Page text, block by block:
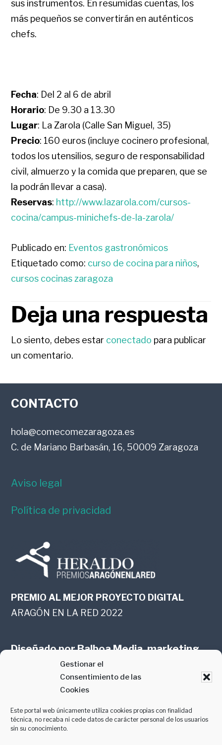
Gestionar el
Consentimiento de las
Cookies
Este portal web únicamente utiliza cookies propias con finalidad
técnica, no recaba ni cede datos de carácter personal de los usuarios
sin su conocimiento.
sus instrumentos. En resumidas cuentas, los
más pequeños se convertirán en auténticos
chefs.
Fecha: Del 2 al 6 de abril
Horario: De 9.30 a 13.30
Lugar: La Zarola (Calle San Miguel, 35)
Precio: 160 euros (incluye cocinero profesional,
todos los utensilios, seguro de responsabilidad
civil, almuerzo y la comida que preparen, que se
la podrán llevar a casa).
Reservas: http://www.lazarola.com/cursos-
cocina/campus-minichefs-de-la-zarola/
Publicado en: Eventos gastronómicos
Etiquetado como: curso de cocina para niños,
cursos cocinas zaragoza
INTERACCIONES
CON
LOS
LECTORES
Deja una respuesta
Lo siento, debes estar conectado para publicar
un comentario.
FOOTER
CONTACTO
hola@comecomezaragoza.es
C. de Mariano Barbasán, 16, 50009 Zaragoza
Aviso legal
Política de privacidad
PREMIO AL MEJOR PROYECTO DIGITAL
ARAGÓN EN LA RED 2022
Diseñado porBalboa Media, marketing
online en Zaragoza